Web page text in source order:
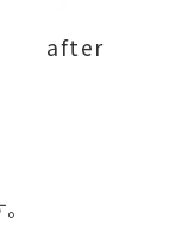
after